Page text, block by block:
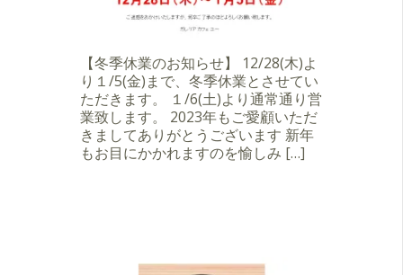
【冬季休業のお知らせ】 12/28(木)よ
り１/5(金)まで、冬季休業とさせてい
ただきます。 １/6(土)より通常通り営
業致します。 2023年もご愛顧いただ
きましてありがとうございます 新年
もお目にかかれますのを愉しみ […]